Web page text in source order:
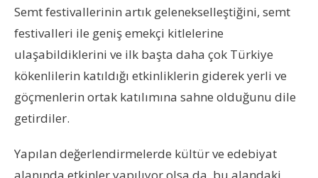
Semt festivallerinin artık gelenekselleştiğini, semt
festivalleri ile geniş emekçi kitlelerine
ulaşabildiklerini ve ilk başta daha çok Türkiye
kökenlilerin katıldığı etkinliklerin giderek yerli ve
göçmenlerin ortak katılımına sahne olduğunu dile
getirdiler.
Yapılan değerlendirmelerde kültür ve edebiyat